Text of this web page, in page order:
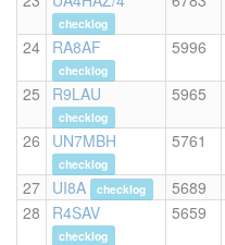
checklog
24 RA8AF
checklog
5996
25 R9LAU
checklog
5965
26 UN7MBH
checklog
5761
27 UI8A checklog 5689
28
R4SAV
checklog
5659